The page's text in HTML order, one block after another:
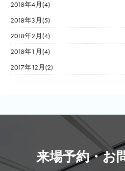
2018年4月(4)
2018年3月(5)
2018年2月(4)
2018年1月(4)
2017年12月(2)
来場予約・お